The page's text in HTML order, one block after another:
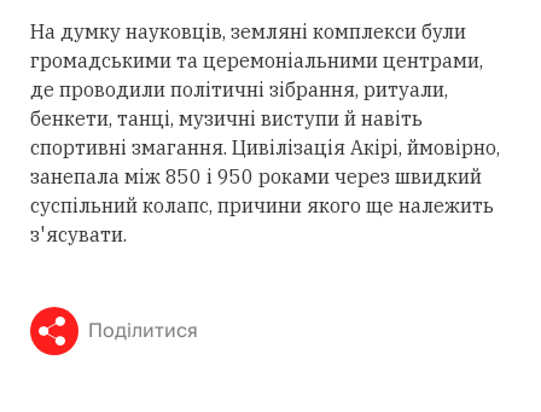
На думку науковців, земляні комплекси були
громадськими та церемоніальними центрами,
де проводили політичні зібрання, ритуали,
бенкети, танці, музичні виступи й навіть
спортивні змагання. Цивілізація Акірі, ймовірно,
занепала між 850 і 950 роками через швидкий
суспільний колапс, причини якого ще належить
з'ясувати.
Поділитися